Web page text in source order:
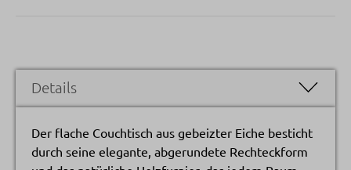
Details
Der flache Couchtisch aus gebeizter Eiche besticht
durch seine elegante, abgerundete Rechteckform